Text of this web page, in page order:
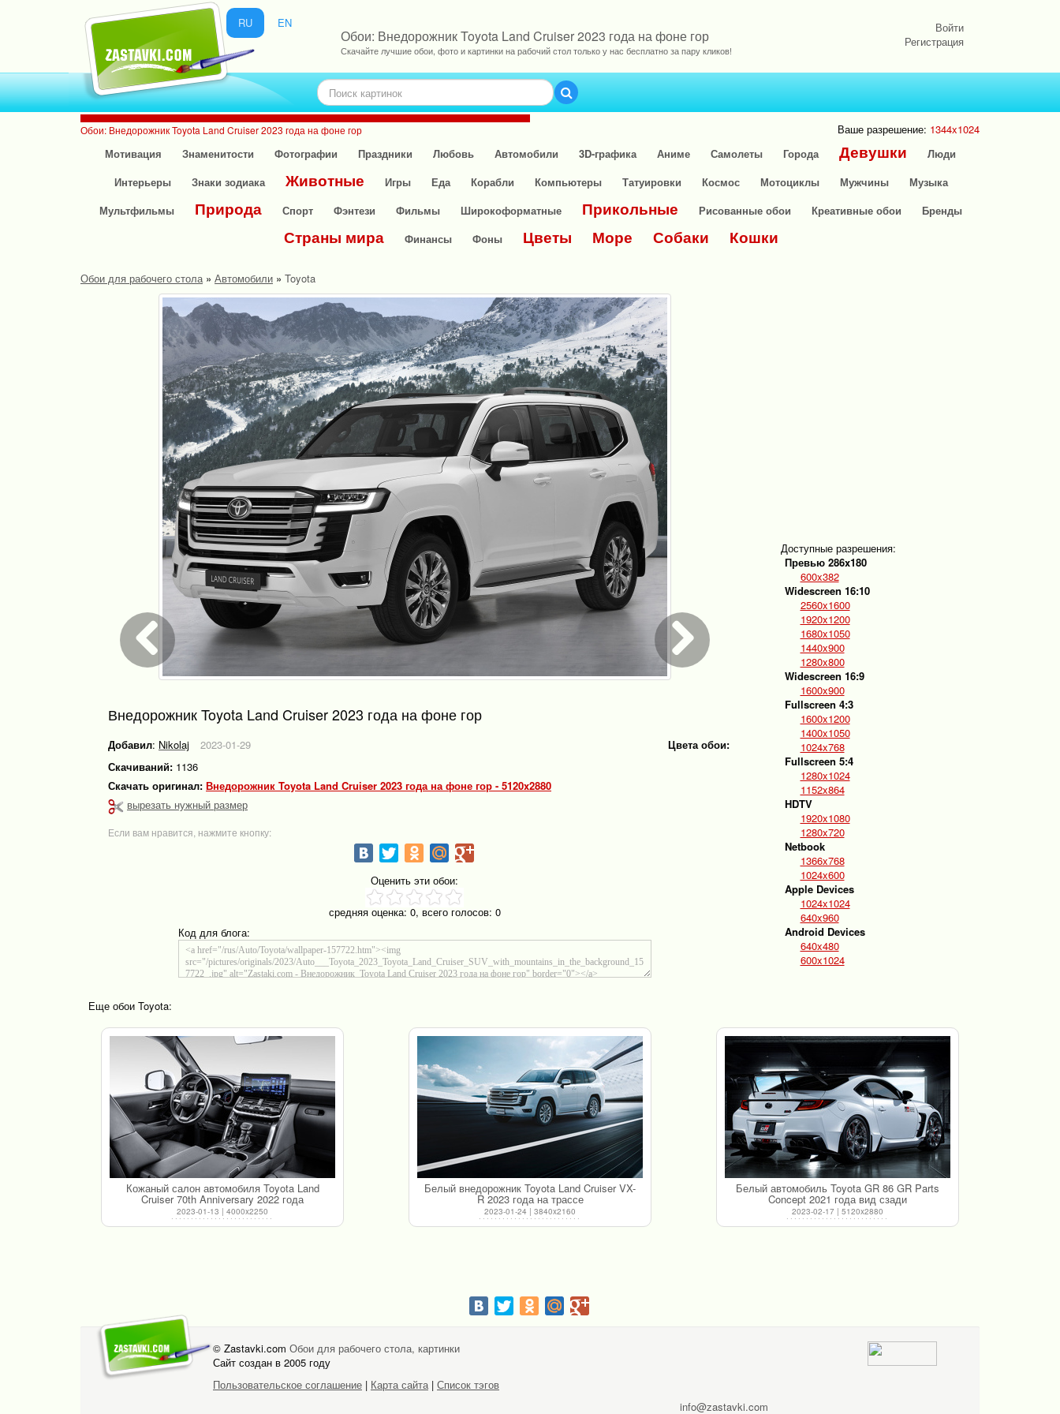
RU EN
Обои: Внедорожник Toyota Land Cruiser 2023 года на фоне гор
Скачайте лучшие обои, фото и картинки на рабочий стол только у нас бесплатно за пару кликов!
Войти
Регистрация
Обои: Внедорожник Toyota Land Cruiser 2023 года на фоне гор Ваше разрешение: 1344x1024
Мотивация
Знаменитости Фотографии Праздники Любовь Автомобили 3D-графика Аниме Самолеты Города Девушки
Люди
Интерьеры
Знаки зодиака Животные Игры Еда Корабли Компьютеры Татуировки Космос Мотоциклы Мужчины
Музыка
Мультфильмы
Природа Спорт Фэнтези Фильмы Широкоформатные Прикольные Рисованные обои Креативные обои Бренды
Страны мира Финансы Фоны Цветы Море Собаки Кошки
Обои для рабочего стола» Автомобили » Toyota
Внедорожник Toyota Land Cruiser 2023 года на фоне гор
Добавил: Nikolaj
2023-01-29
Скачиваний: 1136
Скачать оригинал:
Внедорожник Toyota Land Cruiser 2023 года на фоне гор - 5120x2880
вырезать нужный размер
Цвета обои:
Если вам нравится, нажмите кнопку:
Оценить эти обои:
средняя оценка: 0, всего голосов: 0
Код для блога:
Доступные разрешения:
Превью 286x180
600x382
Widescreen 16:10
2560x1600
1920x1200
1680x1050
1440x900
1280x800
Widescreen 16:9
1600x900
Fullscreen 4:3
1600x1200
1400x1050
1024x768
Fullscreen 5:4
1280x1024
1152x864
HDTV
1920x1080
1280x720
Netbook
1366x768
1024x600
Apple Devices
1024x1024
640x960
Android Devices
640x480
600x1024
Еще обои Toyota:
Кожаный салон автомобиля Toyota Land
Cruiser 70th Anniversary 2022 года
2023-01-13 | 4000x2250
Белый внедорожник Toyota Land Cruiser VX-
R 2023 года на трассе
2023-01-24 | 3840x2160
Белый автомобиль Toyota GR 86 GR Parts
Concept 2021 года вид сзади
2023-02-17 | 5120x2880
© Zastavki.com Обои для рабочего стола, картинки
Сайт создан в 2005 году
Пользовательское соглашение | Карта сайта | Список тэгов
info@zastavki.com